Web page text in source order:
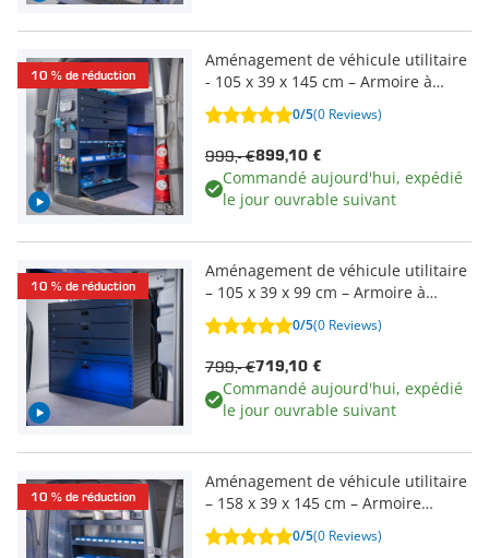
10 % de réduction
Aménagement de véhicule utilitaire
- 105 x 39 x 145 cm – Armoire à
tiroirs 3 tiroirs verrouillables & 1
compartiment à abattant
0/5(0 Reviews)
899,10 €
999,- €
Commandé aujourd'hui, expédié
le jour ouvrable suivant
10 % de réduction
Aménagement de véhicule utilitaire
– 105 x 39 x 99 cm – Armoire à
tiroirs + 3 tiroirs verrouillables & 1
compartiment à abattant
0/5(0 Reviews)
719,10 €
799,- €
Commandé aujourd'hui, expédié
le jour ouvrable suivant
10 % de réduction
Aménagement de véhicule utilitaire
– 158 x 39 x 145 cm – Armoire
encastrée + 4 étagères & 19 bacs de
rangement
0/5(0 Reviews)